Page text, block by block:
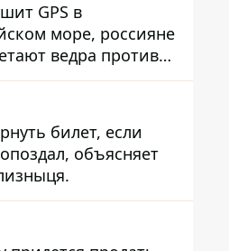
GPS в
море, россияне
ведра против
билет, если
объясняет